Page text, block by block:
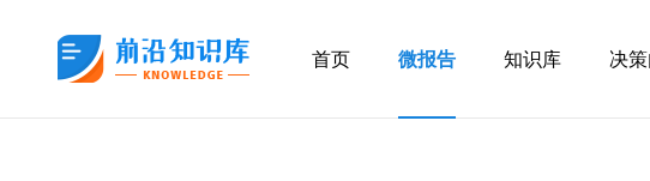
首页 微报告 知识库 决